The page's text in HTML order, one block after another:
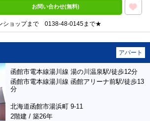
お問い合わせ(無料)
ショップまで 0138‐48‐0145まで★
アパート
函館市電本線湯川線 湯の川温泉駅/徒歩12分
函館市電本線湯川線 函館アリーナ前駅/徒歩13
分
北海道函館市湯浜町 9-11
2階建 / 築26年